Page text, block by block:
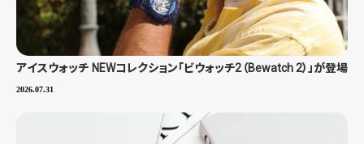
アイスウォッチ NEWコレクション「ビウォッチ2（Bewatch 2）」が登場
2026.07.31